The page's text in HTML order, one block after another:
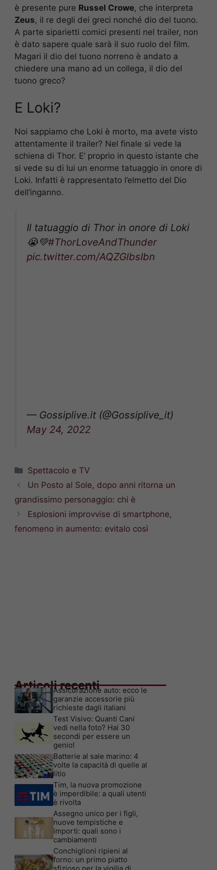
è presente pure Russel Crowe, che interpreta
Zeus, il re degli dei greci nonché dio del tuono.
A parte siparietti comici presenti nel trailer, non
è dato sapere quale sarà il suo ruolo del film.
Magari il dio del tuono norreno è andato a
chiedere una mano ad un collega, il dio del
tuono greco?
E Loki?
Noi sappiamo che Loki è morto, ma avete visto
attentamente il trailer? Nel finale si vede la
schiena di Thor. E’ proprio in questo istante che
si vede su di lui un enorme tatuaggio in onore di
Loki. Infatti è rappresentato l’elmetto del Dio
dell’inganno.
Il tatuaggio di Thor in onore di Loki
😭💚#ThorLoveAndThunder
pic.twitter.com/AQZGlbsIbn
— Gossiplive.it (@Gossiplive_it)
May 24, 2022
Categorie
Spettacolo e TV
Un Posto al Sole, dopo anni ritorna un
grandissimo personaggio: chi è
Esplosioni improvvise di smartphone,
fenomeno in aumento: evitalo così
Articoli recenti
Assicurazione auto: ecco le
garanzie accessorie più
richieste dagli italiani
Test Visivo: Quanti Cani
vedi nella foto? Hai 30
secondi per essere un
genio!
Batterie al sale marino: 4
volte la capacità di quelle al
litio
Tim, la nuova promozione
è imperdibile: a quali utenti
è rivolta
Assegno unico per i figli,
nuove tempistiche e
importi: quali sono i
cambiamenti
Conchiglioni ripieni al
forno: un primo piatto
sfizioso per la vigilia di